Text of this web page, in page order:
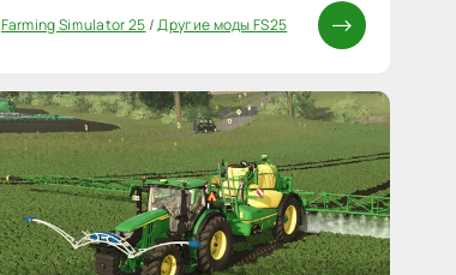
Farming Simulator 25/Другие моды FS25